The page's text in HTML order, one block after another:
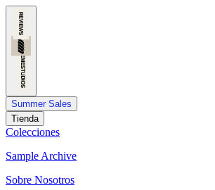
Summer Sales
Tienda
Colecciones
Sample Archive
Sobre Nosotros